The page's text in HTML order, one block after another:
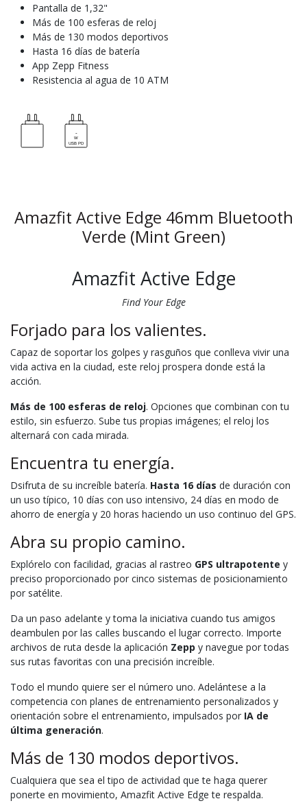
Pantalla de 1,32"
Más de 100 esferas de reloj
Más de 130 modos deportivos
Hasta 16 días de batería
App Zepp Fitness
Resistencia al agua de 10 ATM
Amazfit Active Edge 46mm Bluetooth
Verde (Mint Green)
Amazfit Active Edge
Find Your Edge
Forjado para los valientes.
Capaz de soportar los golpes y rasguños que conlleva vivir una
vida activa en la ciudad, este reloj prospera donde está la
acción.
Más de 100 esferas de reloj. Opciones que combinan con tu
estilo, sin esfuerzo. Sube tus propias imágenes; el reloj los
alternará con cada mirada.
Encuentra tu energía.
Dsifruta de su increíble batería. Hasta 16 días de duración con
un uso típico, 10 días con uso intensivo, 24 días en modo de
ahorro de energía y 20 horas haciendo un uso continuo del GPS.
Abra su propio camino.
Explórelo con facilidad, gracias al rastreo GPS ultrapotente y
preciso proporcionado por cinco sistemas de posicionamiento
por satélite.
Da un paso adelante y toma la iniciativa cuando tus amigos
deambulen por las calles buscando el lugar correcto. Importe
archivos de ruta desde la aplicación Zepp y navegue por todas
sus rutas favoritas con una precisión increíble.
Todo el mundo quiere ser el número uno. Adelántese a la
competencia con planes de entrenamiento personalizados y
orientación sobre el entrenamiento, impulsados por IA de
última generación.
Más de 130 modos deportivos.
Cualquiera que sea el tipo de actividad que te haga querer
ponerte en movimiento, Amazfit Active Edge te respalda.